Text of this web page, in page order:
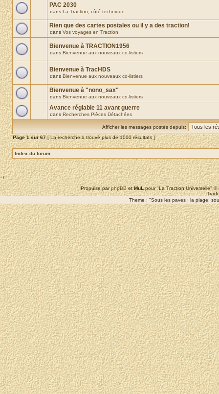
PAC 2030
dans La Traction, côté technique
Rien que des cartes postales ou il y a des traction!
dans Vos voyages en Traction
Bienvenue à TRACTION1956
dans Bienvenue aux nouveaux co-listiers
Bienvenue à TracHDS
dans Bienvenue aux nouveaux co-listiers
Bienvenue à "nono_sax"
dans Bienvenue aux nouveaux co-listiers
Avance réglable 11 avant guerre
dans Recherches Pièces Détachées
Afficher les messages postés depuis:
Page1sur67[ La recherche a trouvé plus de 1000 résultats ]
Index du forum
--/
Propulse parphpBBetMuLpour "La Traction Universelle"
Theme : "Sous les paves : la plage;